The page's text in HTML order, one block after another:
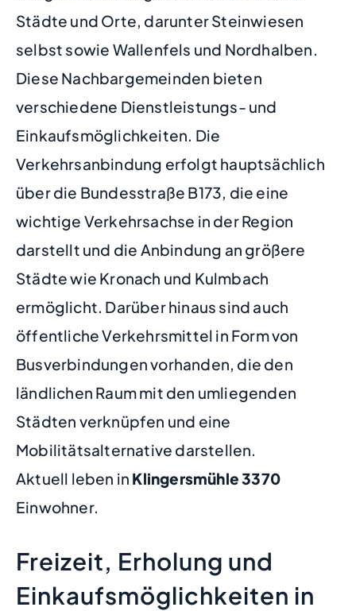
Städte und Orte, darunter Steinwiesen
selbst sowie Wallenfels und Nordhalben.
Diese Nachbargemeinden bieten
verschiedene Dienstleistungs- und
Einkaufsmöglichkeiten. Die
Verkehrsanbindung erfolgt hauptsächlich
über die Bundesstraße B173, die eine
wichtige Verkehrsachse in der Region
darstellt und die Anbindung an größere
Städte wie Kronach und Kulmbach
ermöglicht. Darüber hinaus sind auch
öffentliche Verkehrsmittel in Form von
Busverbindungen vorhanden, die den
ländlichen Raum mit den umliegenden
Städten verknüpfen und eine
Mobilitätsalternative darstellen.
Aktuell leben in Klingersmühle3370
Einwohner.
Freizeit, Erholung und
Einkaufsmöglichkeiten in